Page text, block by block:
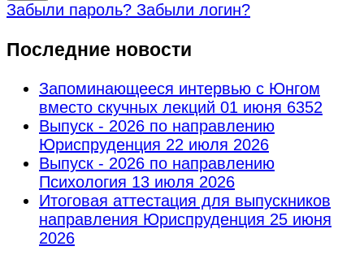
Забыли пароль? Забыли логин?
Последние новости
Запоминающееся интервью с Юнгом
вместо скучных лекций 01 июня 6352
Выпуск - 2026 по направлению
Юриспруденция 22 июля 2026
Выпуск - 2026 по направлению
Психология 13 июля 2026
Итоговая аттестация для выпускников
направления Юриспруденция 25 июня
2026